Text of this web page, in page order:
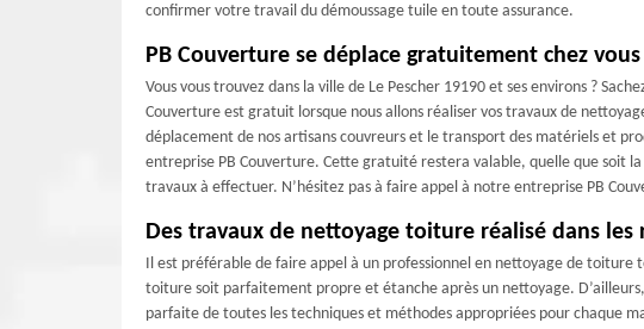
confirmer votre travail du démoussage tuile en toute assurance.
PB Couverture se déplace gratuitement chez vous
Vous vous trouvez dans la ville de Le Pescher 19190 et ses environs ?
Couverture est gratuit lorsque nous allons réaliser vos travaux de
déplacement de nos artisans couvreurs et le transport des matériels et
entreprise PB Couverture. Cette gratuité restera valable, quelle que soit
travaux à effectuer. N’hésitez pas à faire appel à notre entreprise PB
Des travaux de nettoyage toiture réalisé dans les
Il est préférable de faire appel à un professionnel en nettoyage de toiture
toiture soit parfaitement propre et étanche après un nettoyage.
parfaite de toutes les techniques et méthodes appropriées pour chaque